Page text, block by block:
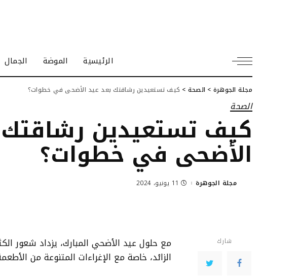
الرئيسية الموضة الجمال
مجلة الجوهرة > الصحة > كيف تستعيدين رشاقتك بعد عيد الأضحى في خطوات؟
الصحة
كيف تستعيدين
الأضحى في خطوات؟
Posted
مجلة الجوهرة 11 يونيو، 2024
شارك
مع حلول عيد الأضحي المبارك، يزداد شعور
الزائد، خاصة مع الإغراءات المتنوعة من